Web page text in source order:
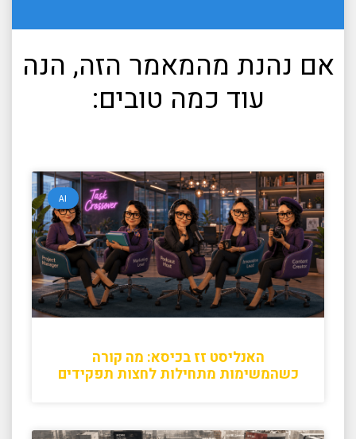
אם נהנת מהמאמר הזה, הנה
עוד כמה טובים:
AI
האנליסט זז בכיסא: מה קורה
כשהמשימות מתחילות לחצות תפקידים